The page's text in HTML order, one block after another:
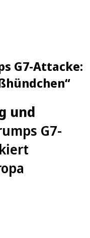
G7-Attacke:
und
G7-